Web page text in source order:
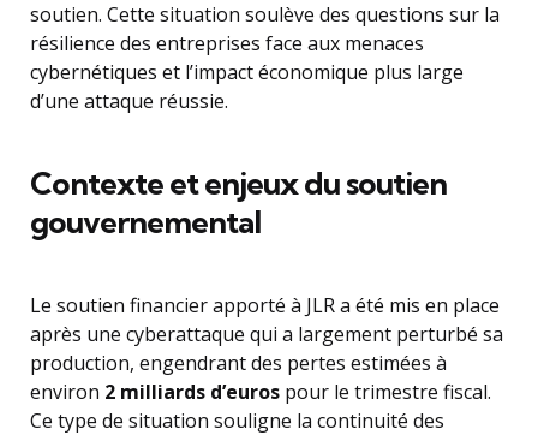
soutien. Cette situation soulève des questions sur la
résilience des entreprises face aux menaces
cybernétiques et l’impact économique plus large
d’une attaque réussie.
Contexte et enjeux du soutien
gouvernemental
Le soutien financier apporté à JLR a été mis en place
après une cyberattaque qui a largement perturbé sa
production, engendrant des pertes estimées à
environ 2 milliards d’euros pour le trimestre fiscal.
Ce type de situation souligne la continuité des